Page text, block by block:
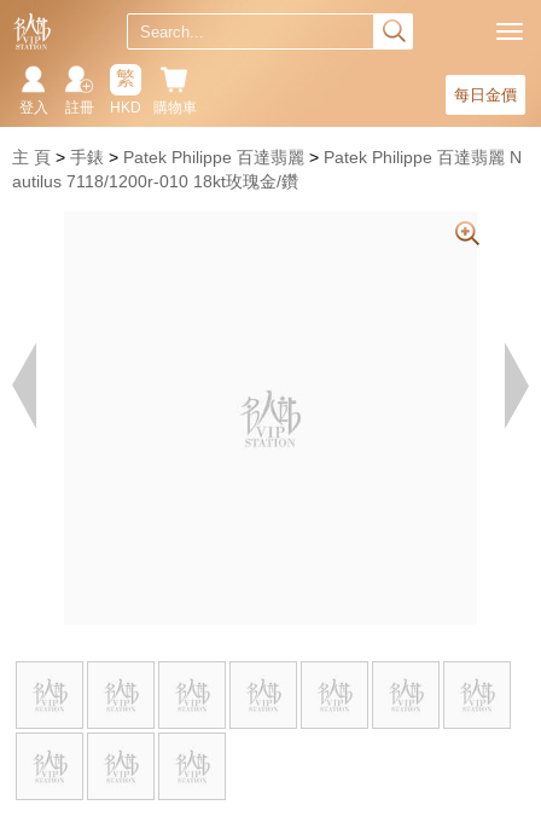
每日金價
購物車
繁
HKD
註冊
登入
主 頁 手錶 Patek Philippe 百達翡麗
Patek Philippe 百達翡麗 N
autilus 7118/1200r-010 18kt玫瑰金/鑽